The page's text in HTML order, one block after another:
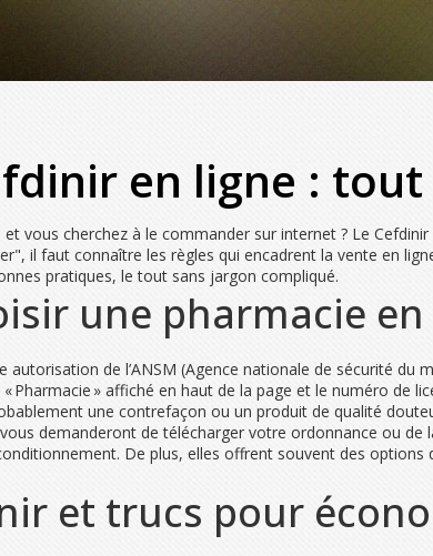
en ligne :
et vous cherchez à le commander sur internet ? Le
il faut connaître les règles qui encadrent la vente en
pratiques, le tout sans jargon compliqué.
une pharmacie
autorisation de l’ANSM (Agence nationale de sécurité
Pharmacie » affiché en haut de la page et le numéro de
une contrefaçon ou un produit de qualité
demanderont de télécharger votre ordonnance ou de
De plus, elles offrent souvent des
et trucs pour